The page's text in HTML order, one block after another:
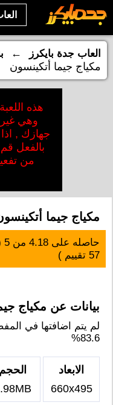
العاب جدة بايكرز ←
مكياج جيما أتكينسون
هذه
وهي
جهازك ,
بالفعل
من
مكياج جيما
حاصله على4.18 من5
57 تقييم )
بيانات عن مكياج
لم يتم اضافتها في
83.6%
الابعاد
660x495
الحجم